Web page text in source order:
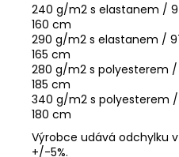
240 g/m2 s elastanem /
160 cm
290 g/m2 s elastanem /
165 cm
280 g/m2 s polyesterem /
185 cm
340 g/m2 s polyesterem /
180 cm
Výrobce udává odchylku
+/-5%.